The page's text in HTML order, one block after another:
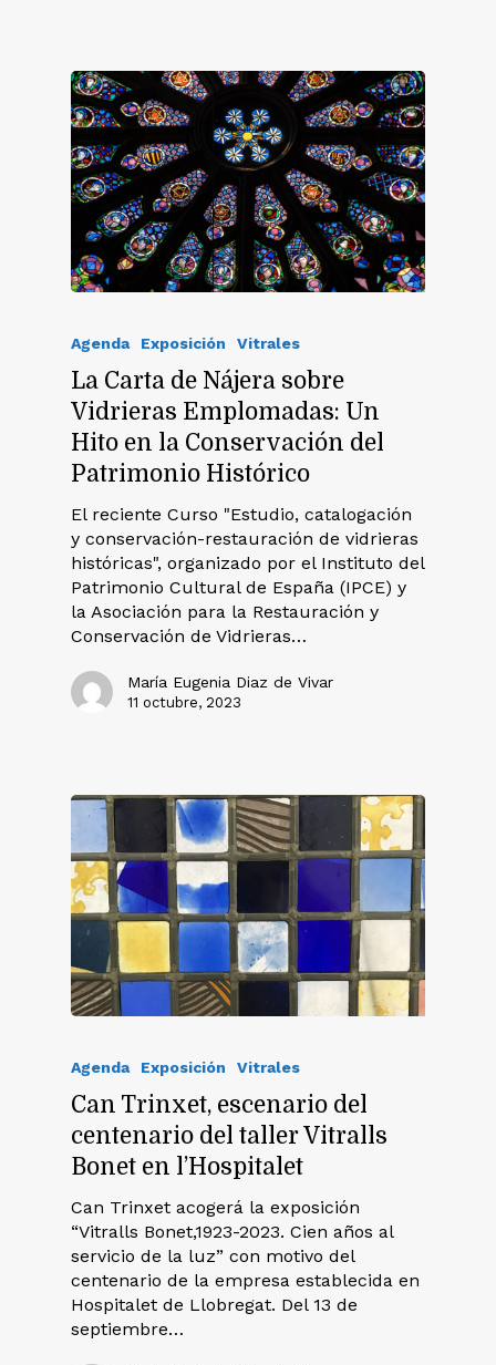
Agenda Exposición Vitrales
La Carta de Nájera sobre
Vidrieras Emplomadas: Un
Hito en la Conservación del
Patrimonio Histórico
El reciente Curso "Estudio, catalogación
y conservación-restauración de vidrieras
históricas", organizado por el Instituto del
Patrimonio Cultural de España (IPCE) y
la Asociación para la Restauración y
Conservación de Vidrieras…
María Eugenia Diaz de Vivar
11 octubre, 2023
Agenda Exposición Vitrales
Can Trinxet, escenario del
centenario del taller Vitralls
Bonet en l’Hospitalet
Can Trinxet acogerá la exposición
“Vitralls Bonet,1923-2023. Cien años al
servicio de la luz” con motivo del
centenario de la empresa establecida en
Hospitalet de Llobregat. Del 13 de
septiembre…